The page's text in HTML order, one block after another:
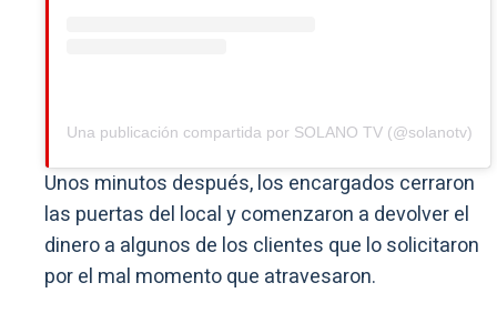
Una publicación compartida por SOLANO TV (@solanotv)
Unos minutos después, los encargados cerraron
las puertas del local y comenzaron a devolver el
dinero a algunos de los clientes que lo solicitaron
por el mal momento que atravesaron.